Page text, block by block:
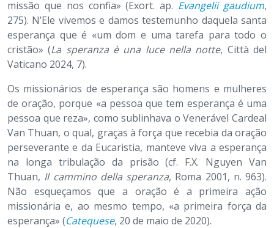
missão que nos confia» (Exort. ap. Evangelii gaudium,
275). N’Ele vivemos e damos testemunho daquela santa
esperança que é «um dom e uma tarefa para todo o
cristão» (La speranza è una luce nella notte, Città del
Vaticano 2024, 7).
Os missionários de esperança são homens e mulheres
de oração, porque «a pessoa que tem esperança é uma
pessoa que reza», como sublinhava o Venerável Cardeal
Van Thuan, o qual, graças à força que recebia da oração
perseverante e da Eucaristia, manteve viva a esperança
na longa tribulação da prisão (cf. F.X. Nguyen Van
Thuan, Il cammino della speranza, Roma 2001, n. 963).
Não esqueçamos que a oração é a primeira ação
missionária e, ao mesmo tempo, «a primeira força da
esperança» (Catequese, 20 de maio de 2020).